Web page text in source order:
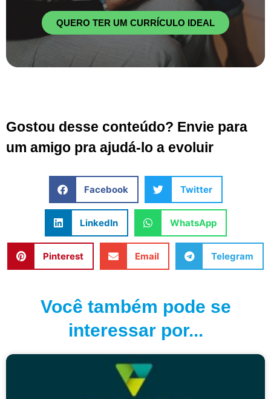
QUERO TER UM CURRÍCULO IDEAL
Gostou desse conteúdo? Envie para
um amigo pra ajudá-lo a evoluir
Facebook Twitter
LinkedIn WhatsApp
Pinterest Email Telegram
Você também pode se
interessar por...